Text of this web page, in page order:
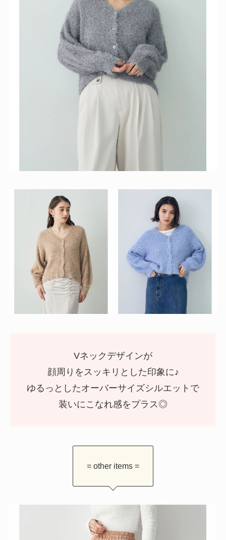
Vネックデザインが
顔周りをスッキリとした印象に♪
ゆるっとしたオーバーサイズシルエットで
装いにこなれ感をプラス◎
= other items =